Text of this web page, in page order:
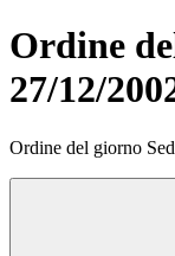
Ordine
27/12/
Ordine del giorno